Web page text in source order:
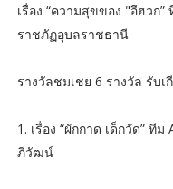
เรื่อง “ความสุขของ "อีฮวก
ราชภัฏอุบลราชธานี
รางวัลชมเชย 6 รางวัล รับ
1. เรื่อง “ผักกาด เด็กวัด”
ภิวัฒน์